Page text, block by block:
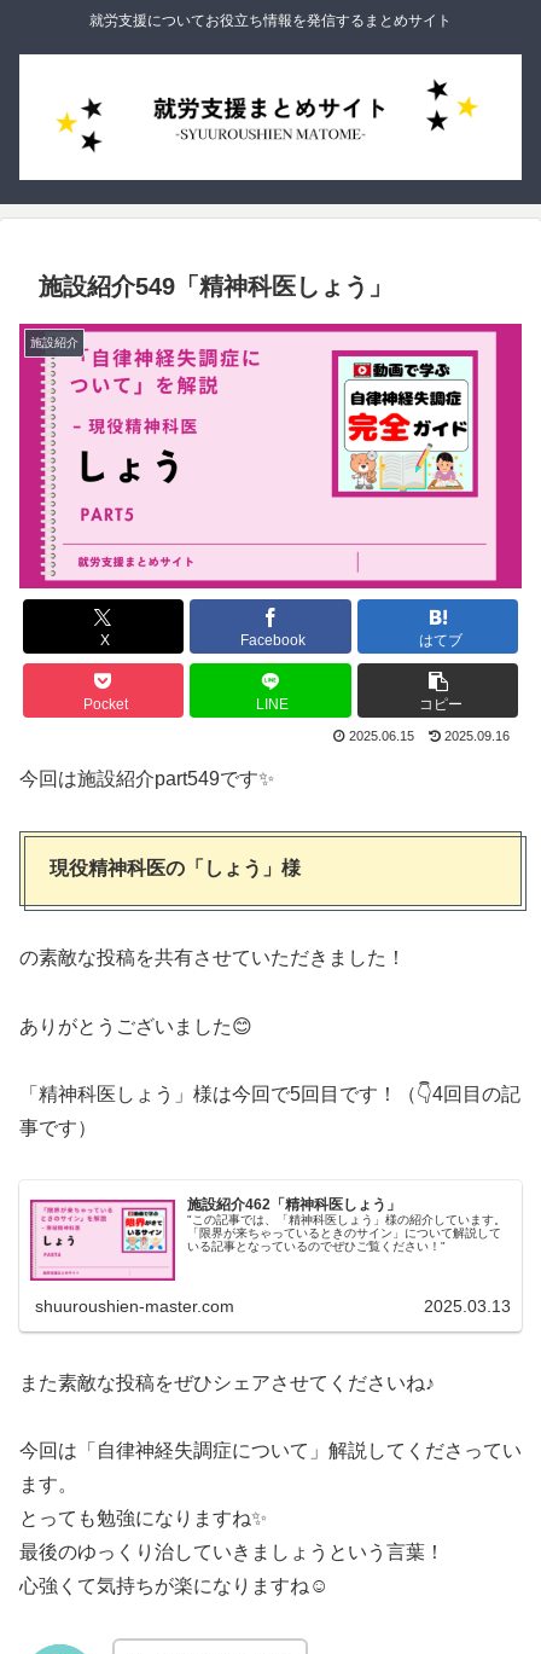
就労支援についてお役立ち情報を発信するまとめサイト
施設紹介549「精神科医しょう」
施設紹介
X Facebook はてブ
Pocket LINE コピー
2025.06.15 2025.09.16
今回は施設紹介part549です✨
現役精神科医の「しょう」様
の素敵な投稿を共有させていただきました！
ありがとうございました😊
「精神科医しょう」様は今回で5回目です！（👇4回目の記
事です）
施設紹介462「精神科医しょう」
"この記事では、「精神科医しょう」様の紹介しています。
「限界が来ちゃっているときのサイン」について解説して
いる記事となっているのでぜひご覧ください！"
shuuroushien-master.com 2025.03.13
また素敵な投稿をぜひシェアさせてくださいね♪
今回は「自律神経失調症について」解説してくださってい
ます。
とっても勉強になりますね✨
最後のゆっくり治していきましょうという言葉！
心強くて気持ちが楽になりますね☺